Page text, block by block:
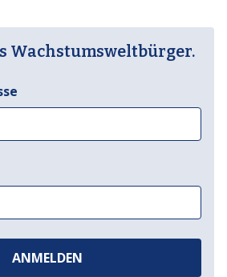
Wachstumsweltbürger.
ANMELDEN